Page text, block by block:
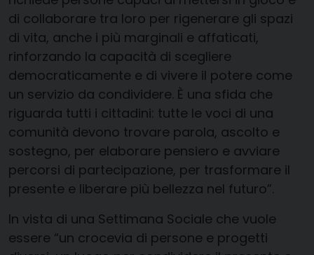
di collaborare tra loro per rigenerare gli spazi
di vita, anche i più marginali e affaticati,
rinforzando la capacità di scegliere
democraticamente e di vivere il potere come
un servizio da condividere. È una sfida che
riguarda tutti i cittadini: tutte le voci di una
comunità devono trovare parola, ascolto e
sostegno, per elaborare pensiero e avviare
percorsi di partecipazione, per trasformare il
presente e liberare più bellezza nel futuro”.
In vista di una Settimana Sociale che vuole
essere “un crocevia di persone e progetti